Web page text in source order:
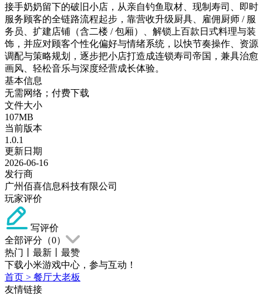
接手奶奶留下的破旧小店，从亲自钓鱼取材、现制寿司、即时
服务顾客的全链路流程起步，靠营收升级厨具、雇佣厨师 / 服
务员、扩建店铺（含二楼 / 包厢）、解锁上百款日式料理与装
饰，并应对顾客个性化偏好与情绪系统，以快节奏操作、资源
调配与策略规划，逐步把小店打造成连锁寿司帝国，兼具治愈
画风、轻松音乐与深度经营成长体验。
基本信息
无需网络；付费下载
文件大小
107MB
当前版本
1.0.1
更新日期
2026-06-16
发行商
广州佰喜信息科技有限公司
玩家评价
写评价
全部评分（0）
热门
最新
最赞
下载小米游戏中心，参与互动！
首页 > 餐厅大老板
友情链接